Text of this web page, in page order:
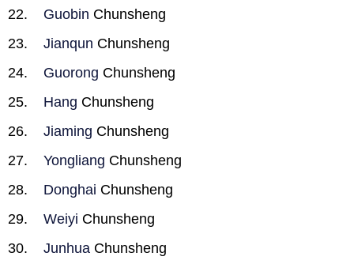
Guobin Chunsheng
Jianqun Chunsheng
Guorong Chunsheng
Hang Chunsheng
Jiaming Chunsheng
Yongliang Chunsheng
Donghai Chunsheng
Weiyi Chunsheng
Junhua Chunsheng